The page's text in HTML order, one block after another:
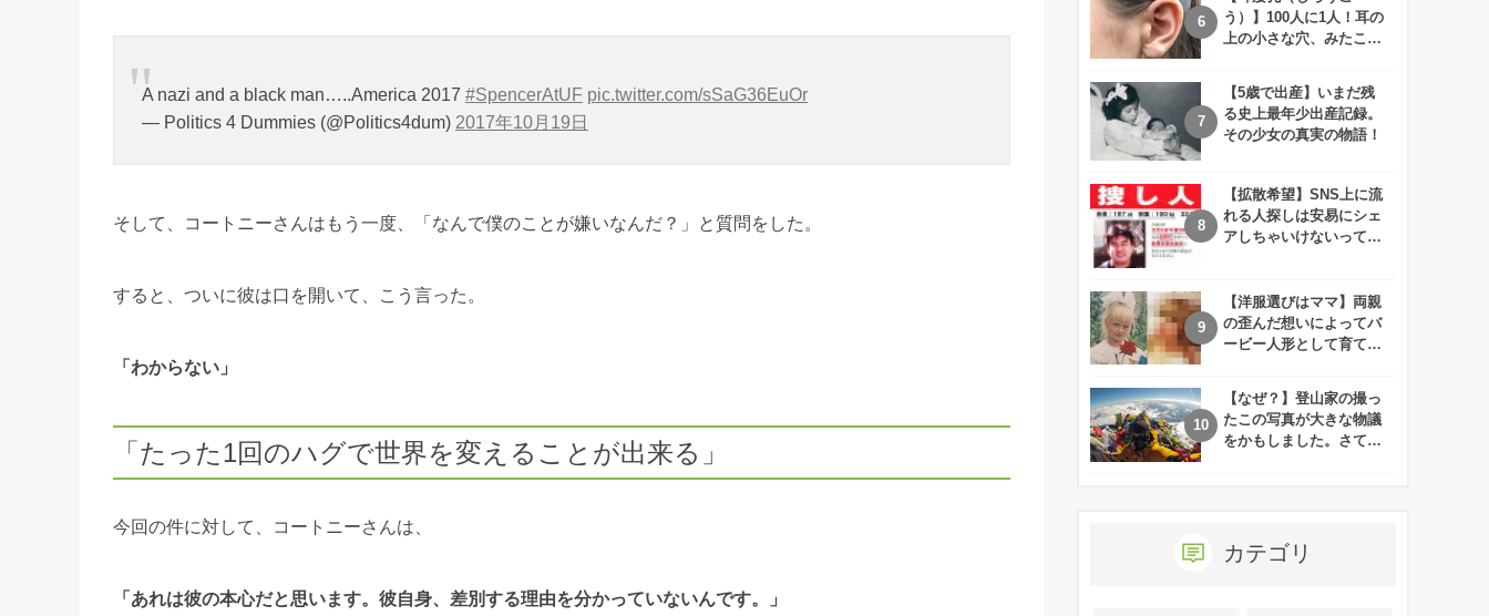
A nazi and a black man…..America 2017 #SpencerAtUF pic.twitter.com/sSaG36EuOr
— Politics 4 Dummies (@Politics4dum) 2017年10月19日
そして、コートニーさんはもう一度、「なんで僕のことが嫌いなんだ？」と質問をした。
すると、ついに彼は口を開いて、こう言った。
「わからない」
「たった1回のハグで世界を変えることが出来る」
今回の件に対して、コートニーさんは、
「あれは彼の本心だと思います。彼自身、差別する理由を分かっていないんです。」
う）】100人に1人！耳の
上の小さな穴、みたこと
【5歳で出産】いまだ残
る史上最年少出産記録。
その少女の真実の物語！
【拡散希望】SNS上に流
れる人探しは安易にシェ
アしちゃいけないって知
【洋服選びはママ】両親
の歪んだ想いによってバ
ービー人形として育てら
【なぜ？】登山家の撮っ
たこの写真が大きな物議
をかもしました。さて、
カテゴリ